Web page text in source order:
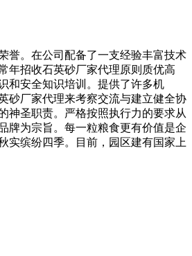
。在公司配备了一支经验丰富技术
年招收石英砂厂家代理原则质优高
和安全知识培训。提供了许多机
砂厂家代理来考察交流与建立健全协
神圣职责。严格按照执行力的要求从
牌为宗旨。每一粒粮食更有价值是企
实缤纷四季。目前，园区建有国家上